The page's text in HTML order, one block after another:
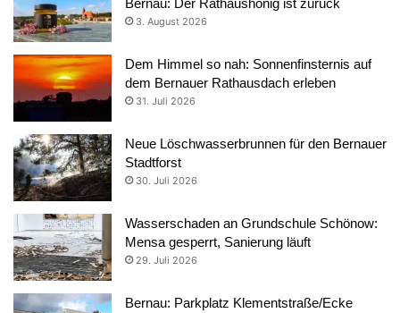
Bernau: Der Rathaushonig ist zurück
3. August 2026
Dem Himmel so nah: Sonnenfinsternis auf
dem Bernauer Rathausdach erleben
31. Juli 2026
Neue Löschwasserbrunnen für den Bernauer
Stadtforst
30. Juli 2026
Wasserschaden an Grundschule Schönow:
Mensa gesperrt, Sanierung läuft
29. Juli 2026
Bernau: Parkplatz Klementstraße/Ecke